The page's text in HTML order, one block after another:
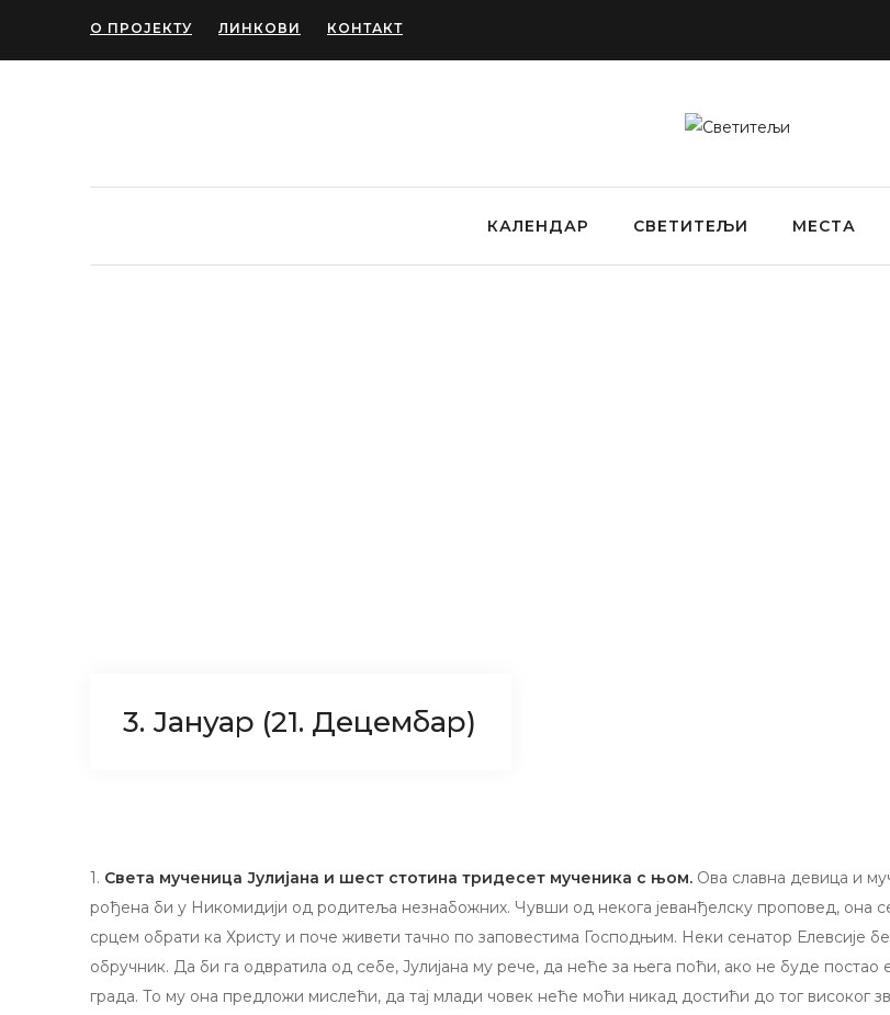
О ПРОЈЕКТУ ЛИНКОВИ КОНТАКТ
КАЛЕНДАР СВЕТИТЕЉИ МЕСТА
3. Јануар (21. Децембар)
1. Света мученица Јулијана и шест стотина тридесет мученика с њом. Ова славна девица и
рођена би у Никомидији од родитеља незнабожних. Чувши од некога јеванђелску проповед, она
срцем обрати ка Христу и поче живети тачно по заповестима Господњим. Неки сенатор Елевсије
обручник. Да би га одвратила од себе, Јулијана му рече, да неће за њега поћи, ако не буде постао
града. То му она предложи мислећи, да тај млади човек неће моћи никад достићи до тог високог